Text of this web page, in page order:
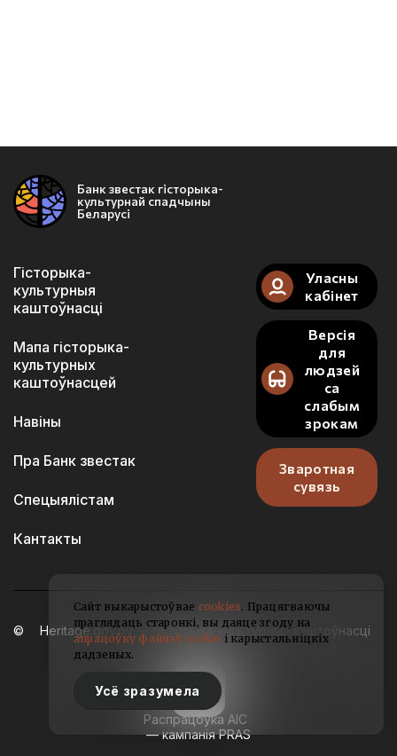
Банк звестак гісторыка-
культурнай спадчыны
Беларусі
Гісторыка-
культурныя
каштоўнасці
Мапа гісторыка-
культурных
каштоўнасцей
Навіны
Пра Банк звестак
Спецыялістам
Кантакты
Уласны
кабінет
Версія
для
людзей
са
слабым
зрокам
Зваротная
сувязь
Heritage.gov.by — гісторыка-культурныя каштоўнасці
Беларусі
Распрацоўка АІС
— кампанія PRAS
Сайт выкарыстоўвае cookies. Працягваючы
праглядаць старонкі, вы даяце згоду на
апрацоўку файлаў cookie і карыстальніцкіх
дадзеных.
Усё зразумела